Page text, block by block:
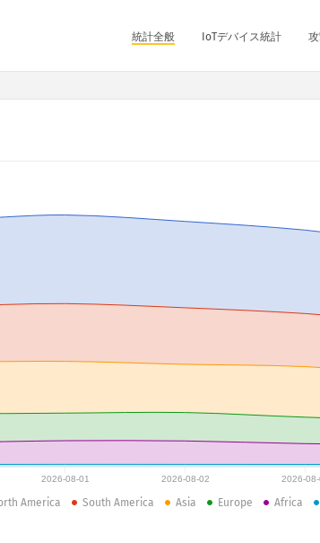
統計全般 IoTデバイス統計
2026-08-01 2026-08-02 2026-08-
America South America Asia Europe Africa